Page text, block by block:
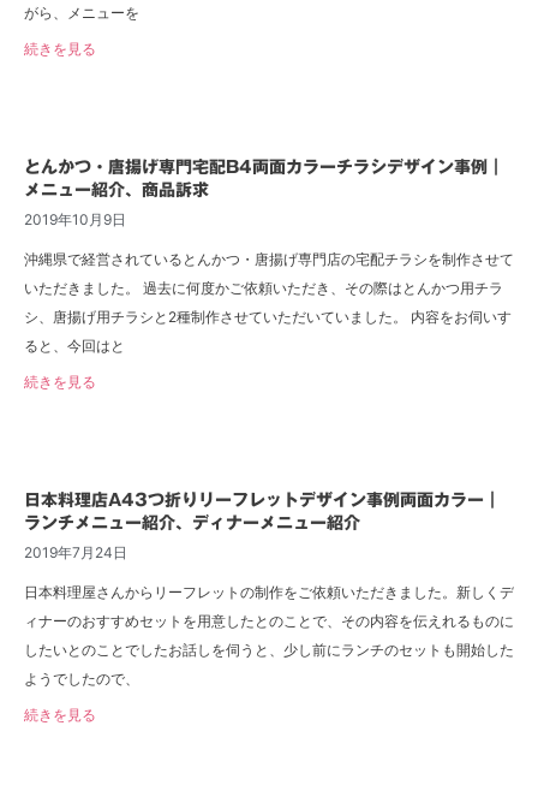
がら、メニューを
続きを見る
とんかつ・唐揚げ専門宅配B4両面カラーチラシデザイン事例｜
メニュー紹介、商品訴求
2019年10月9日
沖縄県で経営されているとんかつ・唐揚げ専門店の宅配チラシを制作させて
いただきました。 過去に何度かご依頼いただき、その際はとんかつ用チラ
シ、唐揚げ用チラシと2種制作させていただいていました。 内容をお伺いす
ると、今回はと
続きを見る
日本料理店A43つ折りリーフレットデザイン事例両面カラー｜
ランチメニュー紹介、ディナーメニュー紹介
2019年7月24日
日本料理屋さんからリーフレットの制作をご依頼いただきました。新しくデ
ィナーのおすすめセットを用意したとのことで、その内容を伝えれるものに
したいとのことでしたお話しを伺うと、少し前にランチのセットも開始した
ようでしたので、
続きを見る